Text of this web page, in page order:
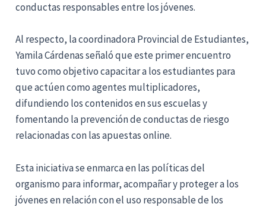
conductas responsables entre los jóvenes.
Al respecto, la coordinadora Provincial de Estudiantes,
Yamila Cárdenas señaló que este primer encuentro
tuvo como objetivo capacitar a los estudiantes para
que actúen como agentes multiplicadores,
difundiendo los contenidos en sus escuelas y
fomentando la prevención de conductas de riesgo
relacionadas con las apuestas online.
Esta iniciativa se enmarca en las políticas del
organismo para informar, acompañar y proteger a los
jóvenes en relación con el uso responsable de los